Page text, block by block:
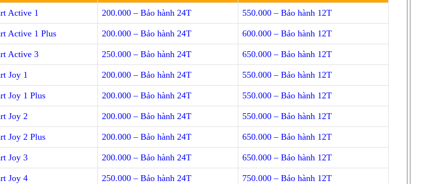
Active 1 200.000 – Bảo hành 24T 550.000 – Bảo hành 12T
Active 1 Plus 200.000 – Bảo hành 24T 600.000 – Bảo hành 12T
Active 3 250.000 – Bảo hành 24T 650.000 – Bảo hành 12T
Joy 1 200.000 – Bảo hành 24T 550.000 – Bảo hành 12T
Joy 1 Plus 200.000 – Bảo hành 24T 550.000 – Bảo hành 12T
Joy 2 200.000 – Bảo hành 24T 550.000 – Bảo hành 12T
Joy 2 Plus 200.000 – Bảo hành 24T 650.000 – Bảo hành 12T
Joy 3 200.000 – Bảo hành 24T 650.000 – Bảo hành 12T
Joy 4 250.000 – Bảo hành 24T 750.000 – Bảo hành 12T